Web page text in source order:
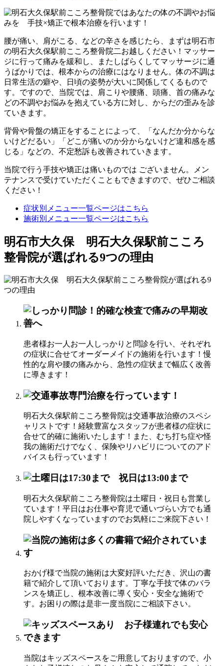
腰が痛い、肩がこる、などの辛さを感じたら、まずは明石市
の明石大久保駅前こころ整骨院二お越しください！マッサー
ジに行って痛みを緩和し、またしばらくしてマッサージに通
うばかりでは、根本からの治療にはなりません。体の不調は
日常生活の癖や、日頃の姿勢が大いに関係してくるもので
す。ですので、当院では、肩こりや腰痛、頭痛、首の痛みな
どの不調やお悩みを抱えている方に対し、からだの歪みを診
ていきます。
背骨や骨盤の矯正をすることによって、「なんだか分からな
いけどだるい」「どこが痛いのか分からないけど違和感を感
じる」などの、不定愁訴も改善されていきます。
当院で行う手技や矯正は痛いものでは ございません。メン
テナンスで受けていただくこともできますので、ぜひご相談
ください！
症状別メニュー一覧ページはこちら
施術別メニュー一覧ページはこちら
明石市大久保 明石大久保駅前こころ
整骨院が選ばれる9つの理由
患者様お一人お一人しっかりと問診を行い、それぞれ
の症状に合せてオーダーメイドの施術を行います！慢
性的な肩や腰の痛みから、急性の症状まで幅広く改善
に導きます！
明石大久保駅前こころ整骨院は交通事故治療のスペシ
ャリストです！経験豊富なスタッフが患者様の症状に
合せて的確に施術いたします！また、むち打ち症や怪
我の施術だけでなく、保険やリハビリについてのアド
バイスも行っています！
明石大久保駅前こころ整骨院は土曜日・祝日も営業し
ています！平日はお仕事や育児で通いづらい方でも通
院しやすくなっていますのでお気軽にご来院下さい！
おかげ様で当院の施術は大変好評いただき、沢山の書
籍で紹介して頂いております。丁寧な手技で体のバラ
ンスを矯正し、根本改善に導く安心・安全な施術で
す。お困りの際は是非一度当院にご相談下さい。
当院はキッズスペースをご用意しておりますので、小